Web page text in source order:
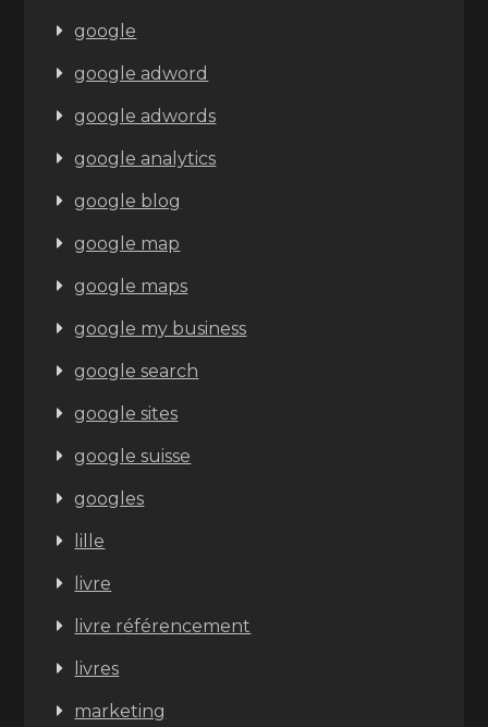
google
google adword
google adwords
google analytics
google blog
google map
google maps
google my business
google search
google sites
google suisse
googles
lille
livre
livre référencement
livres
marketing